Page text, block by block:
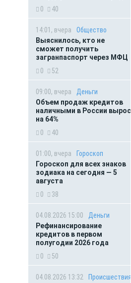
0
40
14:01, вчера
Общество
Выяснилось, кто не
сможет получить
загранпаспорт через МФЦ
0
52
09:00, вчера
Деньги
Объем продаж кредитов
наличными в России вырос
на 64%
0
40
01:00, вчера
Гороскоп
Гороскоп для всех знаков
зодиака на сегодня — 5
августа
0
38
04.08.2026 15:00
Деньги
Рефинансирование
кредитов в первом
полугодии 2026 года
0
50
04.08.2026 13:32
Происшествия